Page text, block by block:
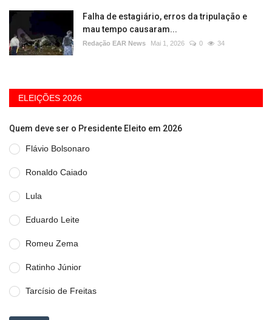
Falha de estagiário, erros da tripulação e
mau tempo causaram...
Redação EAR News Mai 1, 2026 0 34
ELEIÇÕES 2026
Quem deve ser o Presidente Eleito em 2026
Flávio Bolsonaro
Ronaldo Caiado
Lula
Eduardo Leite
Romeu Zema
Ratinho Júnior
Tarcísio de Freitas